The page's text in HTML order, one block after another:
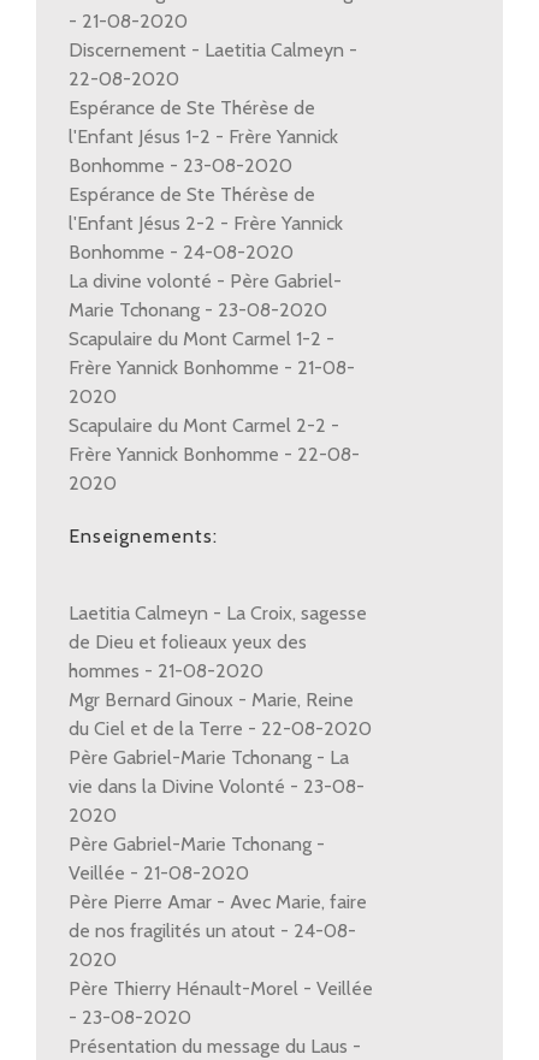
- 21-08-2020
Discernement - Laetitia Calmeyn -
22-08-2020
Espérance de Ste Thérèse de
l'Enfant Jésus 1-2 - Frère Yannick
Bonhomme - 23-08-2020
Espérance de Ste Thérèse de
l'Enfant Jésus 2-2 - Frère Yannick
Bonhomme - 24-08-2020
La divine volonté - Père Gabriel-
Marie Tchonang - 23-08-2020
Scapulaire du Mont Carmel 1-2 -
Frère Yannick Bonhomme - 21-08-
2020
Scapulaire du Mont Carmel 2-2 -
Frère Yannick Bonhomme - 22-08-
2020
Enseignements:
Laetitia Calmeyn - La Croix, sagesse
de Dieu et folieaux yeux des
hommes - 21-08-2020
Mgr Bernard Ginoux - Marie, Reine
du Ciel et de la Terre - 22-08-2020
Père Gabriel-Marie Tchonang - La
vie dans la Divine Volonté - 23-08-
2020
Père Gabriel-Marie Tchonang -
Veillée - 21-08-2020
Père Pierre Amar - Avec Marie, faire
de nos fragilités un atout - 24-08-
2020
Père Thierry Hénault-Morel - Veillée
- 23-08-2020
Présentation du message du Laus -